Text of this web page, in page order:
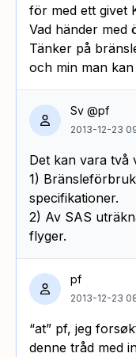
för med ett givet
Vad händer med
Tänker på
och min man
Sv @pf
2013-12-23
Det kan vara två
1)
specifikationer.
2) Av SAS
flyger.
pf
2013-12-23
“at” pf, jeg
denne tråd med